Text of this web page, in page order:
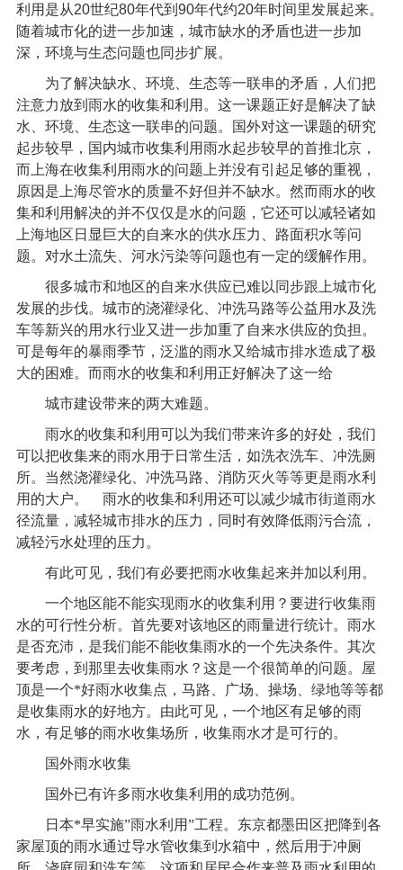
利用是从20世纪80年代到 90年代约20年时间里发展起来。
随着城市化的进一步加速，城市缺水的矛盾也进一步加
深，环境与生态问题也同步扩展。
为了解决缺水、环境、生态等一联串的矛盾，人们把
注意力放到雨水的收集和利用。这一课题正好是解决了缺
水、环境、生态这一联串的问题。国外对这一课题的研究
起步较早，国内城市收集利用雨水起步较早的首推北京，
而上海在收集利用雨水的问题上并没有引起足够的重视，
原因是上海尽管水的质量不好但并不缺水。然而雨水的收
集和利用解决的并不仅仅是水的问题，它还可以减轻诸如
上海地区日显巨大的自来水的供水压力、路面积水等问
题。对水土流失、河水污染等问题也有一定的缓解作用。
很多城市和地区的自来水供应已难以同步跟上城市化
发展的步伐。城市的浇灌绿化、冲洗马路等公益用水及洗
车等新兴的用水行业又进一步加重了自来水供应的负担。
可是每年的暴雨季节，泛滥的雨水又给城市排水造成了极
大的困难。而雨水的收集和利用正好解决了这一给
城市建设带来的两大难题。
雨水的收集和利用可以为我们带来许多的好处，我们
可以把收集来的雨水用于日常生活，如洗衣洗车、冲洗厕
所。当然浇灌绿化、冲洗马路、消防灭火等等更是雨水利
用的大户。 雨水的收集和利用还可以减少城市街道雨水
径流量，减轻城市排水的压力，同时有效降低雨污合流，
减轻污水处理的压力。
有此可见，我们有必要把雨水收集起来并加以利用。
一个地区能不能实现雨水的收集利用？要进行收集雨
水的可行性分析。首先要对该地区的雨量进行统计。雨水
是否充沛，是我们能不能收集雨水的一个先决条件。其次
要考虑，到那里去收集雨水？这是一个很简单的问题。屋
顶是一个*好雨水收集点，马路、广场、操场、绿地等等都
是收集雨水的好地方。由此可见，一个地区有足够的雨
水，有足够的雨水收集场所，收集雨水才是可行的。
国外雨水收集
国外已有许多雨水收集利用的成功范例。
日本*早实施”雨水利用”工程。东京都墨田区把降到各
家屋顶的雨水通过导水管收集到水箱中，然后用于冲厕